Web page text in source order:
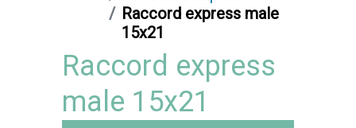
Raccord express male
15x21
Raccord express
male 15x21